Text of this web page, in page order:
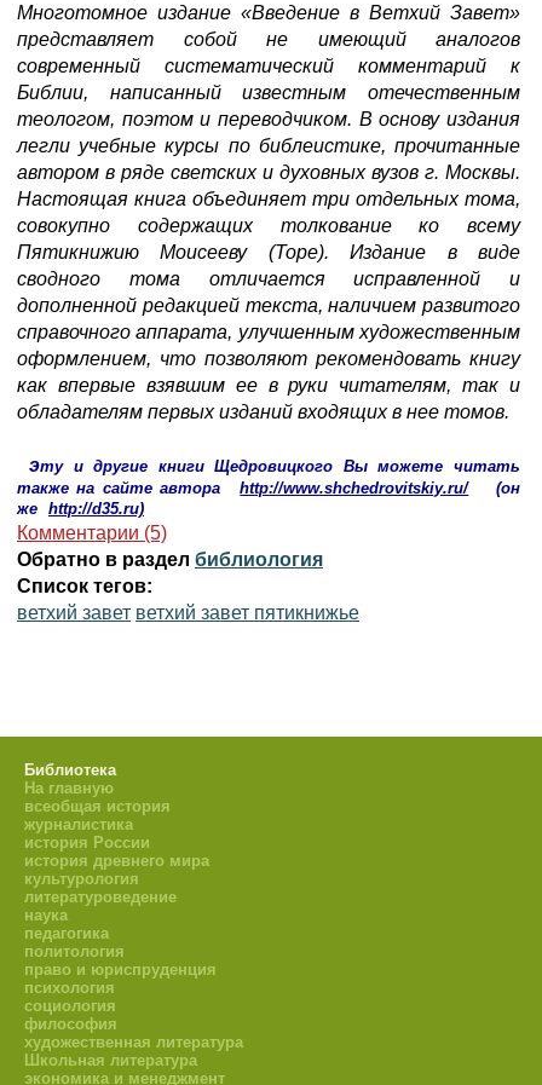
Многотомное издание «Введение в Ветхий Завет»
представляет собой не имеющий аналогов
современный систематический комментарий к
Библии, написанный известным отечественным
теологом, поэтом и переводчиком. В основу издания
легли учебные курсы по библеистике, прочитанные
автором в ряде светских и духовных вузов г. Москвы.
Настоящая книга объединяет три отдельных тома,
совокупно содержащих толкование ко всему
Пятикнижию Моисееву (Торе). Издание в виде
сводного тома отличается исправленной и
дополненной редакцией текста, наличием развитого
справочного аппарата, улучшенным художественным
оформлением, что позволяют рекомендовать книгу
как впервые взявшим ее в руки читателям, так и
обладателям первых изданий входящих в нее томов.
эту и другие книги Щедровицкого Вы можете читать
также на сайте автора
http://www.shchedrovitskiy.ru/
(он
же
http://d35.ru)
Комментарии (5)
Обратно в раздел библиология
Список тегов:
ветхий завет ветхий завет пятикнижье
Библиотека
На главную
всеобщая история
журналистика
история России
история древнего мира
культурология
литературоведение
наука
педагогика
политология
право и юриспруденция
психология
социология
философия
художественная литература
Школьная литература
экономика и менеджмент